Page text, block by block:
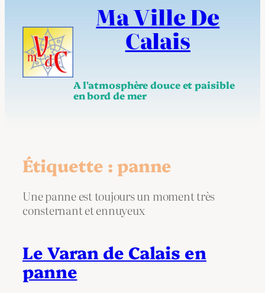
Ma Ville De
Calais
A l'atmosphère douce et paisible
en bord de mer
Étiquette : panne
Une panne est toujours un moment très
consternant et ennuyeux
Le Varan de Calais en
panne